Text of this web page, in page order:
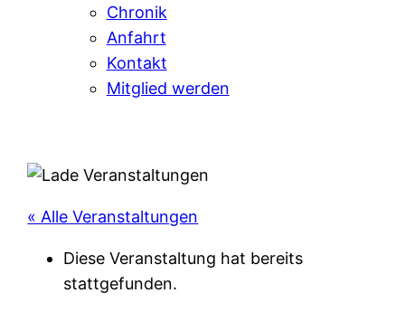
Chronik
Anfahrt
Kontakt
Mitglied werden
« Alle Veranstaltungen
Diese Veranstaltung hat bereits
stattgefunden.